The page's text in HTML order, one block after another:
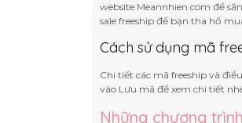
website Meannhien.com để
sale freeship để bạn tha hồ
Cách sử dụng mã
Chi tiết các mã freeship và
vào Lưu mã để xem chi tiết
Những chương